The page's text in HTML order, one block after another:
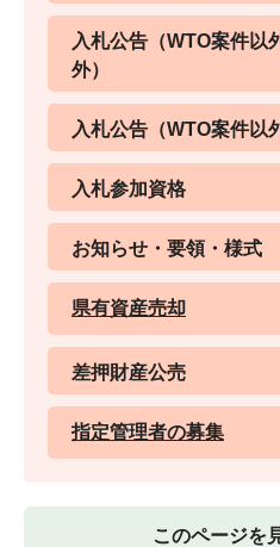
入札公告（WTO案件以
外）
入札公告（WTO案件以
入札参加資格
お知らせ・要領・様式
県有資産売却
差押財産公売
指定管理者の募集
このページを